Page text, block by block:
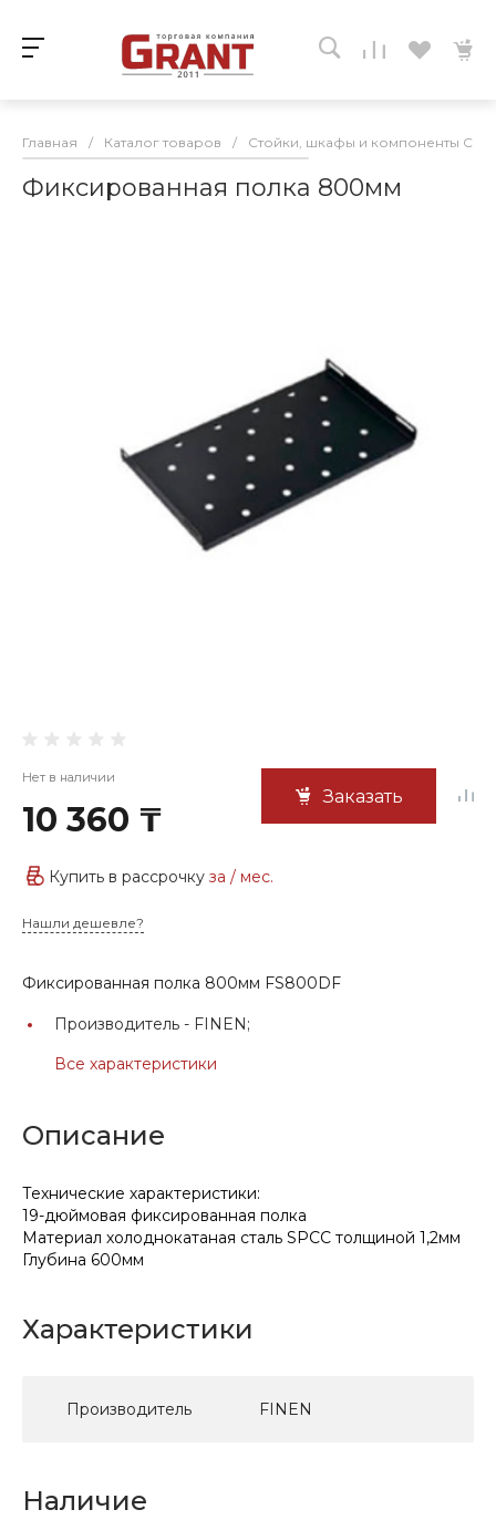
Главная / Каталог товаров / Стойки, шкафы и компоненты СКС
Фиксированная полка 800мм
Нет в наличии
10 360 ₸
Заказать
Купить в рассрочку за / мес.
Нашли дешевле?
Фиксированная полка 800мм FS800DF
Производитель - FINEN;
Все характеристики
Описание
Технические характеристики:
19-дюймовая фиксированная полка
Материал холоднокатаная сталь SPCC толщиной 1,2мм
Глубина 600мм
Характеристики
Производитель FINEN
Наличие